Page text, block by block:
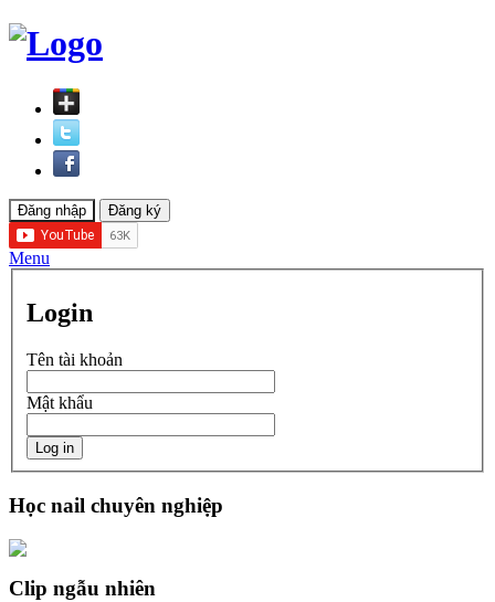
Menu
Login
Tên tài khoản
Mật khẩu
Log in
Học nail chuyên nghiệp
Clip ngẫu nhiên